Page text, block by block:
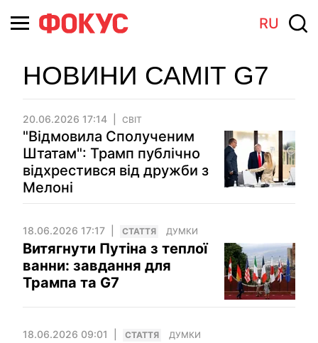
RU
НОВИНИ САМІТ G7
20.06.2026 17:14 СВІТ
"Відмовила Сполученим
Штатам": Трамп публічно
відхрестився від дружби з
Мелоні
18.06.2026 17:17 СТАТТЯ ДУМКИ
Витягнути Путіна з теплої
ванни: завдання для
Трампа та G7
18.06.2026 09:01 СТАТТЯ ДУМКИ